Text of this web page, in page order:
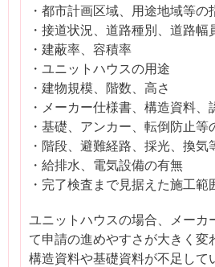
・都市計画区域、用途地域等の
・接道状況、道路種別、道路幅
・建蔽率、容積率
・ユニットハウスの用途
・建物規模、階数、高さ
・メーカー仕様書、構造資料
・基礎、アンカー、転倒防止等
・階段、避難経路、採光、換気
・給排水、電気設備の有無
・完了検査まで見据えた施工範
ユニットハウスの場合、メーカ
て申請の進めやすさが大きく変
構造資料や基礎資料が不足して